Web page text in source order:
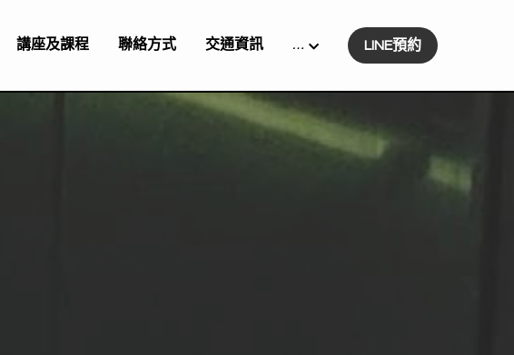
講座及課程 聯絡方式 交通資訊 … LINE預約